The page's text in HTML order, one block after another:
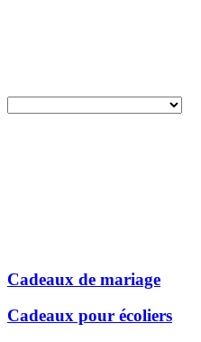
Cadeaux de mariage
Cadeaux pour écoliers